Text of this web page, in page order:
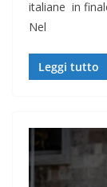
italiane in
Nel
Leggi tutto